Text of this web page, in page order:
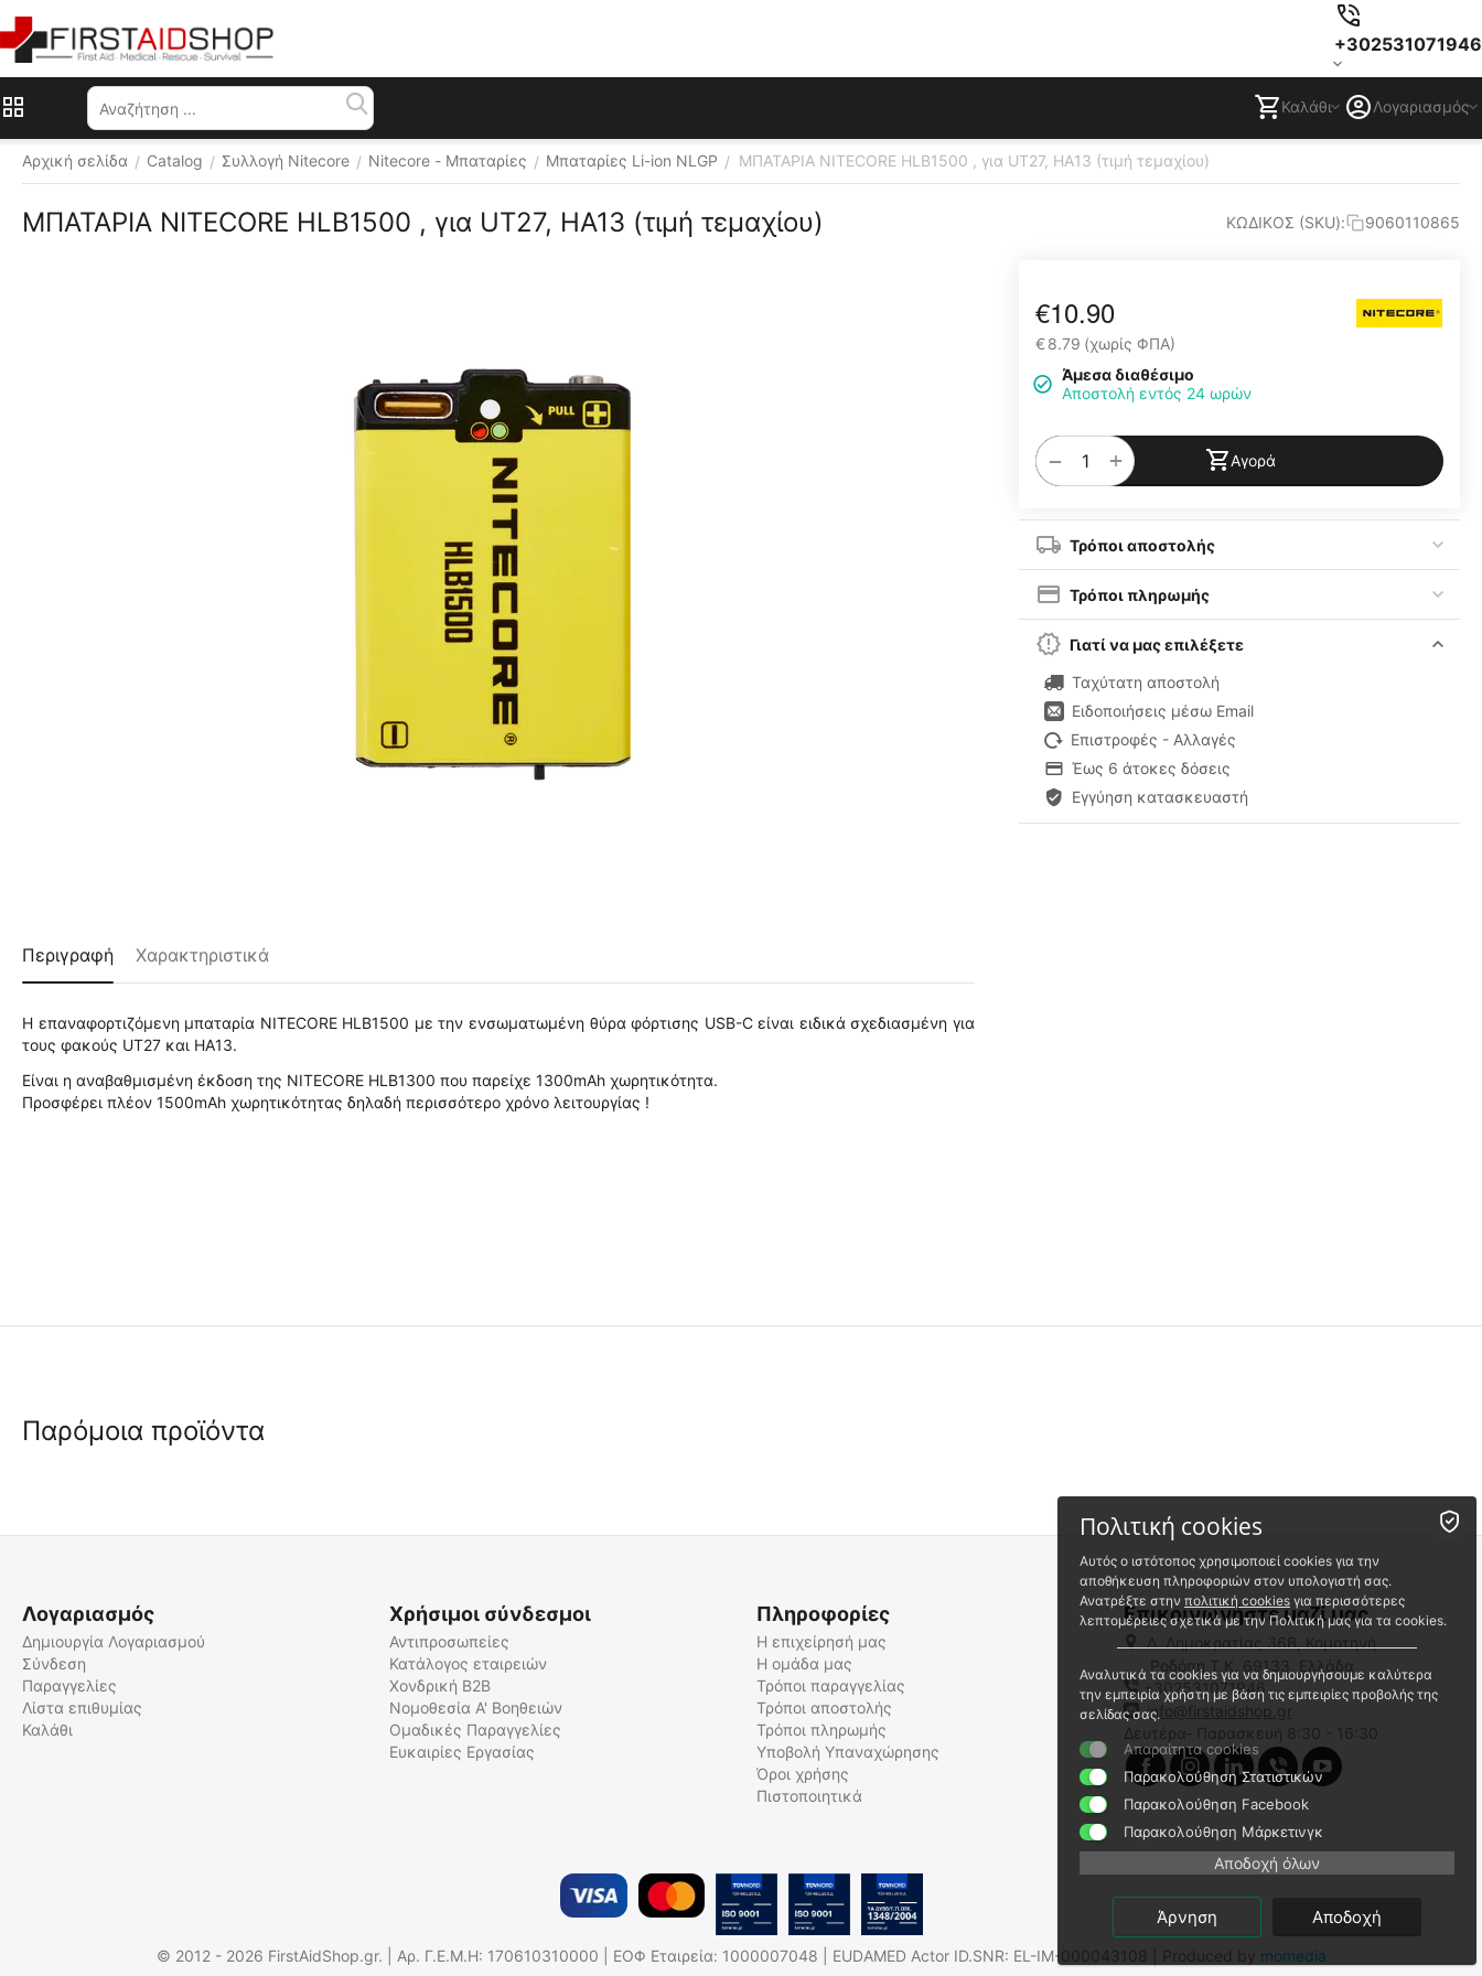
+302531071946
Καλάθι Λογαριασμός
Αρχική σελίδα / Catalog / Συλλογή Nitecore / Nitecore - Μπαταρίες / Μπαταρίες Li-ion NLGP / ΜΠΑΤΑΡΙΑ NITECORE HLB1500 , για UT27, HA13 (τιμή τεμαχίου)
ΜΠΑΤΑΡΙΑ NITECORE HLB1500 , για UT27, HA13 (τιμή τεμαχίου) ΚΩΔΙΚΟΣ (SKU): 9060110865
€10.90
€8.79 (χωρίς ΦΠΑ)
Άμεσα διαθέσιμο
Αποστολή εντός 24 ωρών
+
− Αγορά
Τρόποι αποστολής
Τρόποι πληρωμής
Γιατί να μας επιλέξετε
Ταχύτατη αποστολή
Ειδοποιήσεις μέσω Email
Επιστροφές - Αλλαγές
Έως 6 άτοκες δόσεις
Εγγύηση κατασκευαστή
Περιγραφή Χαρακτηριστικά
Η επαναφορτιζόμενη μπαταρία NITECORE HLB1500 με την ενσωματωμένη θύρα φόρτισης USB-C είναι ειδικά σχεδιασμένη για
τους φακούς UT27 και HA13.
Είναι η αναβαθμισμένη έκδοση της NITECORE HLB1300 που παρείχε 1300mAh χωρητικότητα.
Προσφέρει πλέον 1500mAh χωρητικότητας δηλαδή περισσότερο χρόνο λειτουργίας !
Παρόμοια προϊόντα
ΜΠΑΤΑΡΙΑ NITECORE
HLB2500 για HA29 UHE,
HA27 UHE (τιμή τεμαχίου)
9060100940
Λογαριασμός
Δημιουργία Λογαριασμού
Σύνδεση
Παραγγελίες
Λίστα επιθυμίας
Καλάθι
Χρήσιμοι σύνδεσμοι
Αντιπροσωπείες
Κατάλογος εταιρειών
Χονδρική B2B
Νομοθεσία Α' Βοηθειών
Ομαδικές Παραγγελίες
Ευκαιρίες Εργασίας
Πληροφορίες
Η επιχείρησή μας
Η ομάδα μας
Τρόποι παραγγελίας
Τρόποι αποστολής
Τρόποι πληρωμής
Υποβολή Υπαναχώρησης
Όροι χρήσης
Πιστοποιητικά
Επικοινωνήστε μαζί μας
Λ. Δημοκρατίας 36Β, Κομοτηνή
Ροδόπη,Τ.Κ. 69133, Ελλάδα
+302531071946
info@firstaidshop.gr
Δευτέρα- Παρασκευή 8:30 - 16:30
© 2012 - 2026 FirstAidShop.gr. | Αρ. Γ.Ε.Μ.Η: 170610310000 | ΕΟΦ Εταιρεία: 1000007048 | EUDAMED Actor ID.SNR: EL-IM-000043108 | Produced by momedia
Πολιτική cookies
Αυτός ο ιστότοπος χρησιμοποιεί cookies για την
αποθήκευση πληροφοριών στον υπολογιστή σας.
Ανατρέξτε στην πολιτική cookies για περισσότερες
λεπτομέρειες σχετικά με την Πολιτική μας για τα cookies.
Αναλυτικά τα cookies για να δημιουργήσουμε καλύτερα
την εμπειρία χρήστη με βάση τις εμπειρίες προβολής της
σελίδας σας.
Απαραίτητα cookies
Παρακολούθηση Στατιστικών
Παρακολούθηση Facebook
Παρακολούθηση Μάρκετινγκ
Αποδοχή όλων
Άρνηση Αποδοχή